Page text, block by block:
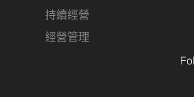
持續經營
經營管理